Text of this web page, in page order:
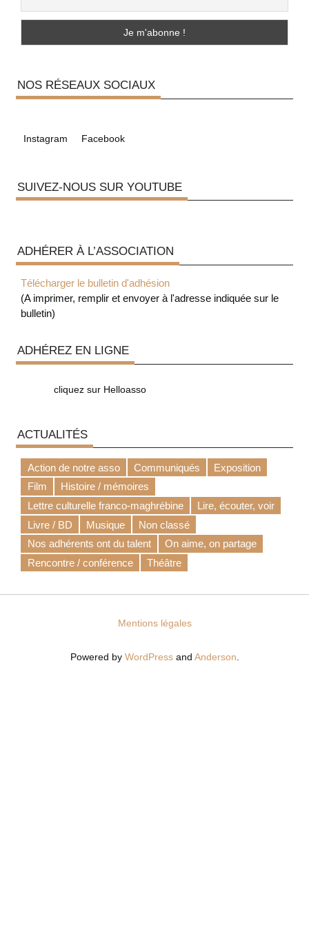
NOS RÉSEAUX SOCIAUX
Instagram Facebook
SUIVEZ-NOUS SUR YOUTUBE
ADHÉRER À L’ASSOCIATION
Télécharger le bulletin d'adhésion
(A imprimer, remplir et envoyer à l'adresse indiquée sur le
bulletin)
ADHÉREZ EN LIGNE
cliquez sur Helloasso
ACTUALITÉS
Action de notre asso Communiqués
Exposition
Film
Histoire / mémoires
Lettre culturelle franco-maghrébine
Lire, écouter, voir
Livre / BD
Musique
Non classé
Nos adhérents ont du talent
On aime, on partage
Rencontre / conférence
Théâtre
Mentions légales
Powered by WordPressand Anderson.